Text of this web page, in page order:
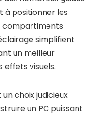
à positionner les
compartiments
simplifient
un meilleur
effets visuels.
un choix judicieux
un PC puissant